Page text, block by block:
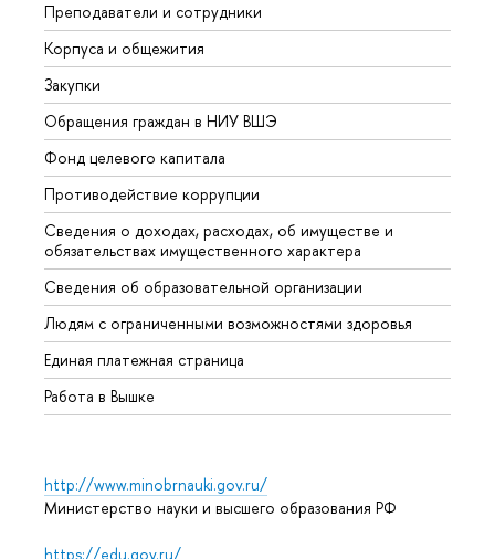
Преподаватели и сотрудники
Корпуса и общежития
Закупки
Обращения граждан в НИУ ВШЭ
Фонд целевого капитала
Противодействие коррупции
Сведения о доходах, расходах, об имуществе и
обязательствах имущественного характера
Сведения об образовательной организации
Людям с ограниченными возможностями здоровья
Единая платежная страница
Работа в Вышке
http://www.minobrnauki.gov.ru/
Министерство науки и высшего образования РФ
https://edu.gov.ru/